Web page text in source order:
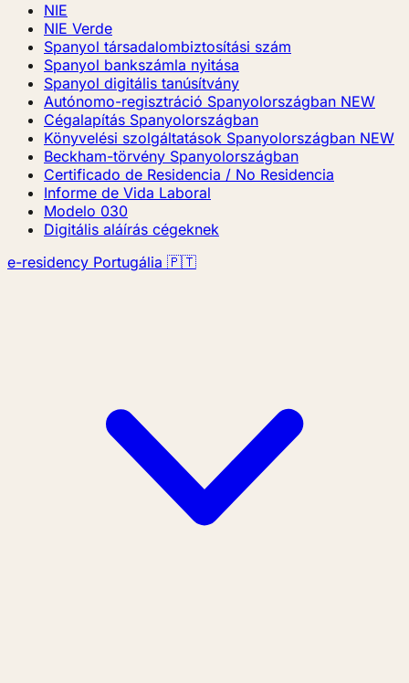
NIE
NIE Verde
Spanyol társadalombiztosítási szám
Spanyol bankszámla nyitása
Spanyol digitális tanúsítvány
Autónomo-regisztráció Spanyolországban NEW
Cégalapítás Spanyolországban
Könyvelési szolgáltatások Spanyolországban NEW
Beckham-törvény Spanyolországban
Certificado de Residencia / No Residencia
Informe de Vida Laboral
Modelo 030
Digitális aláírás cégeknek
e-residency Portugália 🇵🇹